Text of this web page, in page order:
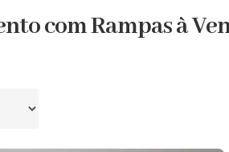
com Rampas à